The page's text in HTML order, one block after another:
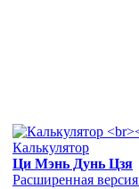
Калькулятор
Ци Мэнь Дунь Цзя
Расширенная версия